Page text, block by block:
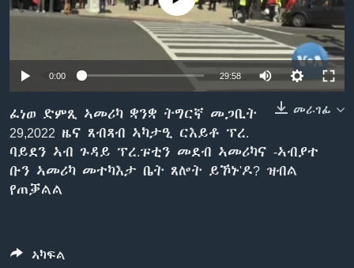
ቂሔ ጽልሚ
0:00 29:58
መራገፊ
ፈነወ ድምጺ ኣመሪካ ቋንቋ ትግርኛ መጋቢት
29,2022 ዜና ጸብጻብ ኣካታዒ ርእይቶ ፕረ.
ባይደን ኣብ ጉዳይ ፕረ.ፑቲን መደብ ኣመሪካና -ኣብያተ
ቡን ኣመሪካ መተካእታ ቤት ጸሎት ይኾኑ'ዶ? ዝብል
የጠቓልል
ኣካፍል